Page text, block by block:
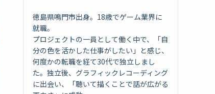
徳島県鳴門市出身。18歳でゲーム業界に
就職。
プロジェクトの一員として働く中で、「自
分の色を活かした仕事がしたい」と感じ、
何度かの転職を経て30代で独立しまし
た。独立後、グラフィックレコーディング
に出会い、「聴いて描くことで話が広がる